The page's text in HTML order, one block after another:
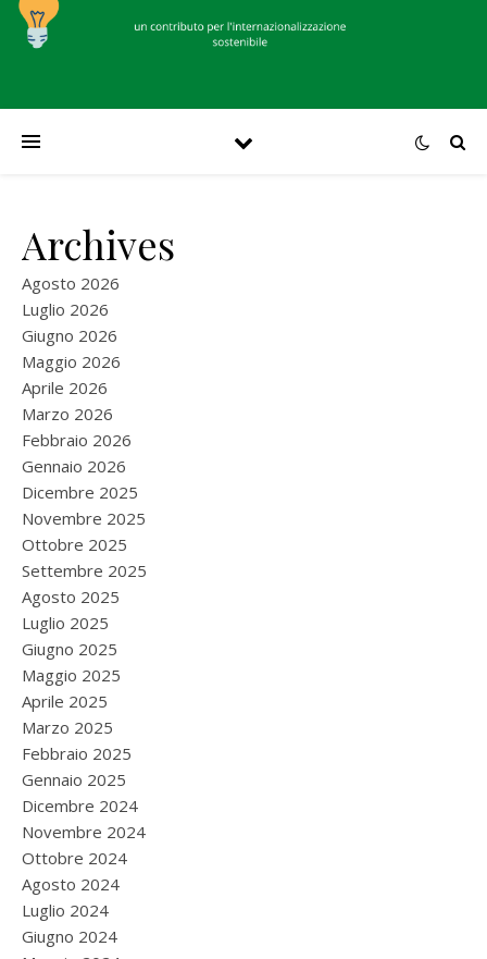
Archives
Agosto 2026
Luglio 2026
Giugno 2026
Maggio 2026
Aprile 2026
Marzo 2026
Febbraio 2026
Gennaio 2026
Dicembre 2025
Novembre 2025
Ottobre 2025
Settembre 2025
Agosto 2025
Luglio 2025
Giugno 2025
Maggio 2025
Aprile 2025
Marzo 2025
Febbraio 2025
Gennaio 2025
Dicembre 2024
Novembre 2024
Ottobre 2024
Agosto 2024
Luglio 2024
Giugno 2024